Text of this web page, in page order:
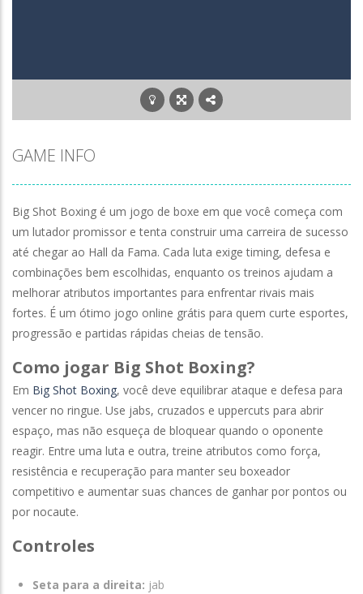
Poor Bunny-Poor Bunny é um dos destaques
GAME INFO
Big Shot Boxing é um jogo de boxe em que você começa com
um lutador promissor e tenta construir uma carreira de sucesso
até chegar ao Hall da Fama. Cada luta exige timing, defesa e
combinações bem escolhidas, enquanto os treinos ajudam a
melhorar atributos importantes para enfrentar rivais mais
fortes. É um ótimo jogo online grátis para quem curte esportes,
progressão e partidas rápidas cheias de tensão.
Como jogar Big Shot Boxing?
Em Big Shot Boxing, você deve equilibrar ataque e defesa para
vencer no ringue. Use jabs, cruzados e uppercuts para abrir
espaço, mas não esqueça de bloquear quando o oponente
reagir. Entre uma luta e outra, treine atributos como força,
resistência e recuperação para manter seu boxeador
competitivo e aumentar suas chances de ganhar por pontos ou
por nocaute.
Controles
Seta para a direita: jab